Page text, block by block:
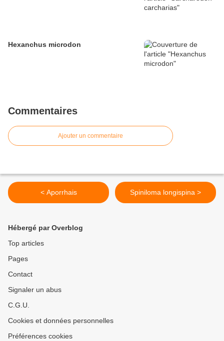
Hexanchus microdon
Commentaires
Ajouter un commentaire
< Aporrhais Spiniloma longispina >
Hébergé par Overblog
Top articles
Pages
Contact
Signaler un abus
C.G.U.
Cookies et données personnelles
Préférences cookies